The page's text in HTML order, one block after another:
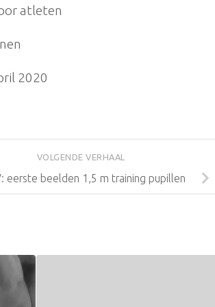
atleten
2020
VOLGENDE VERHAAL
eerste beelden 1,5 m training pupillen